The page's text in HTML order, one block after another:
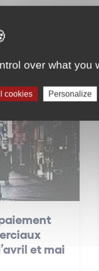
et mai
over what you
cookies Personalize